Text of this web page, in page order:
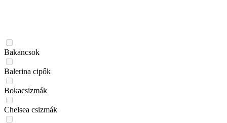
Bakancsok
Balerina cipők
Bokacsizmák
Chelsea csizmák